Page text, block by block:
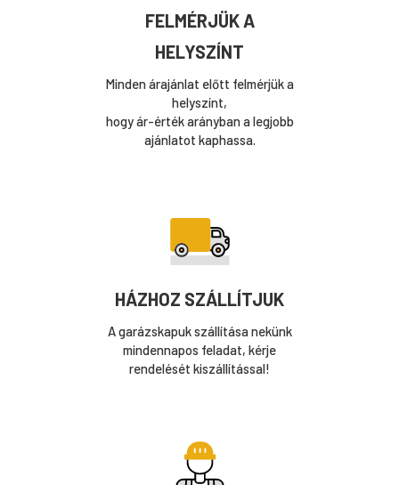
FELMÉRJÜK A
HELYSZÍNT
Minden árajánlat előtt felmérjük a
helyszínt,
hogy ár-érték arányban a legjobb
ajánlatot kaphassa.
HÁZHOZ SZÁLLÍTJUK
A garázskapuk szállítása nekünk
mindennapos feladat, kérje
rendelését kiszállítással!